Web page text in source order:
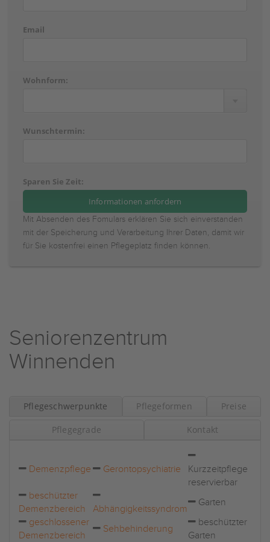
Email
Wohnform:
Wunschtermin:
Sparen Sie Zeit:
Mit Absenden des Fomulars erklären Sie sich einverstanden
mit der Speicherung und Verarbeitung Ihrer Daten, damit wir
für Sie kostenfrei einen Pflegeplatz finden können.
Seniorenzentrum
Winnenden
Pflegeschwerpunkte Pflegeformen Preise
Pflegegrade Kontakt
Demenzpflege Gerontopsychiatrie
Kurzzeitpflege
reservierbar
beschützter
Demenzbereich
Abhängigkeitssyndrom
Garten
geschlossener
Demenzbereich
Sehbehinderung
beschützter
Garten